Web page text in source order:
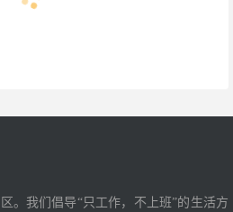
。我们倡导“只工作，不上班”的生活方